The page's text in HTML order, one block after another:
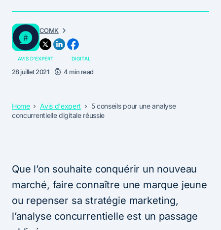
COMK
AVIS D'EXPERT DIGITAL
28 juillet 2021 4 min read
Home Avis d'expert
5 conseils pour une analyse
concurrentielle digitale réussie
Que l’on souhaite conquérir un nouveau
marché, faire connaître une marque jeune
ou repenser sa stratégie marketing,
l’analyse concurrentielle est un passage